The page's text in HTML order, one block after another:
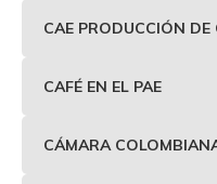
CAE PRODUCCIÓN DE
CAFÉ EN EL PAE
CÁMARA